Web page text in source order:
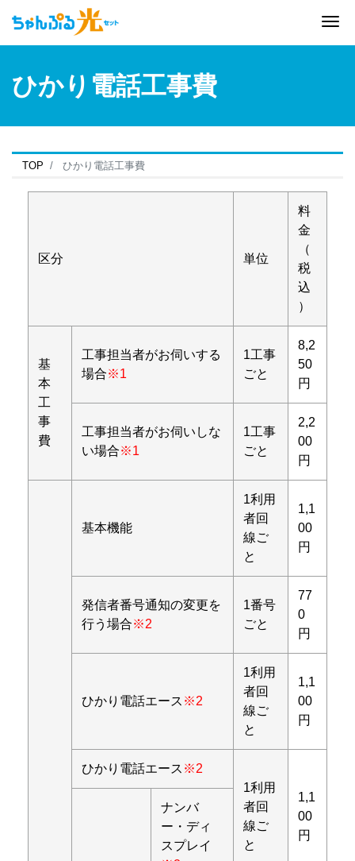
ひかり電話工事費
TOP ひかり電話工事費
区分 単位
料
金
（
税
込
）
基
本
工
事
費
工事担当者がお伺いする
場合※1
1工事
ごと
8,2
50
円
工事担当者がお伺いしな
い場合※1
1工事
ごと
2,2
00
円
基本機能
1利用
者回
線ご
と
1,1
00
円
発信者番号通知の変更を
行う場合※2
1番号
ごと
77
0
円
ひかり電話エース ※2
1利用
者回
線ご
と
1,1
00
円
ひかり電話エース ※2
1利用
者回
線ご
と
1,1
00
円
ナンバ
ー・ディ
スプレイ